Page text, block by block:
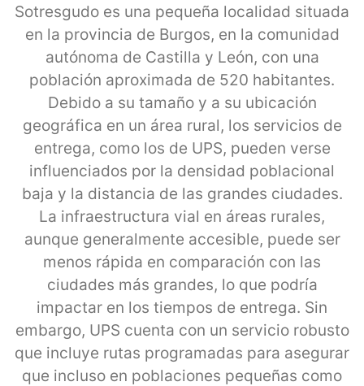
Sotresgudo es una pequeña localidad situada
en la provincia de Burgos, en la comunidad
autónoma de Castilla y León, con una
población aproximada de 520 habitantes.
Debido a su tamaño y a su ubicación
geográfica en un área rural, los servicios de
entrega, como los de UPS, pueden verse
influenciados por la densidad poblacional
baja y la distancia de las grandes ciudades.
La infraestructura vial en áreas rurales,
aunque generalmente accesible, puede ser
menos rápida en comparación con las
ciudades más grandes, lo que podría
impactar en los tiempos de entrega. Sin
embargo, UPS cuenta con un servicio robusto
que incluye rutas programadas para asegurar
que incluso en poblaciones pequeñas como